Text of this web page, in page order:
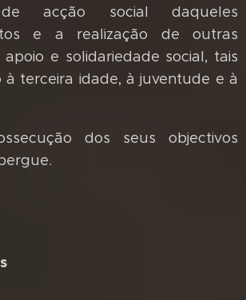
acção social daqueles
e a realização de outras
e solidariedade social, tais
à terceira idade, à juventude e à
dos seus objectivos